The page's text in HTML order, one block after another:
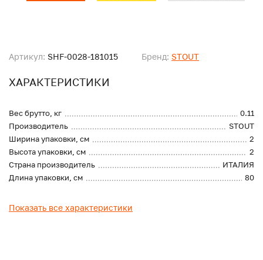
Артикул: SHF-0028-181015 Бренд: STOUT
ХАРАКТЕРИСТИКИ
Вес брутто, кг
0.11
Производитель
STOUT
Ширина упаковки, см
2
Высота упаковки, см
2
Страна производитель
ИТАЛИЯ
Длина упаковки, см
80
Показать все характеристики